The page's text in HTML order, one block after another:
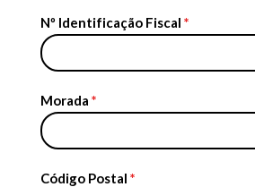
Nº Identificação Fiscal *
Morada *
Código Postal *